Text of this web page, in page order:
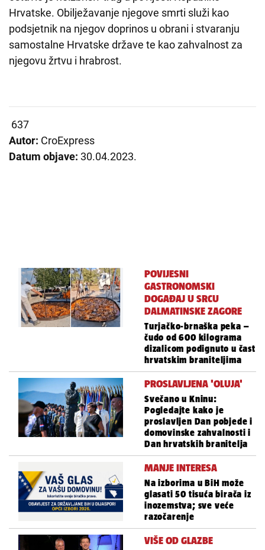
Hrvatske. Obilježavanje njegove smrti služi kao
podsjetnik na njegov doprinos u obrani i stvaranju
samostalne Hrvatske države te kao zahvalnost za
njegovu žrtvu i hrabrost.
637
Autor: CroExpress
Datum objave: 30.04.2023.
POVIJESNI
GASTRONOMSKI
DOGAĐAJ U SRCU
DALMATINSKE ZAGORE
Turjačko-brnaška peka –
čudo od 600 kilograma
dizalicom podignuto u čast
hrvatskim braniteljima
PROSLAVLJENA 'OLUJA'
Svečano u Kninu:
Pogledajte kako je
proslavljen Dan pobjede i
domovinske zahvalnosti i
Dan hrvatskih branitelja
MANJE INTERESA
Na izborima u BiH može
glasati 50 tisuća birača iz
inozemstva; sve veće
razočarenje
VIŠE OD GLAZBE